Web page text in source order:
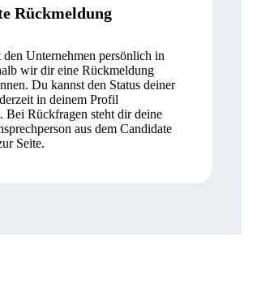
Rückmeldung
Unternehmen persönlich in
wir dir eine Rückmeldung
Du kannst den Status deiner
in deinem Profil
Bei Rückfragen steht dir deine
aus dem Candidate
Seite.